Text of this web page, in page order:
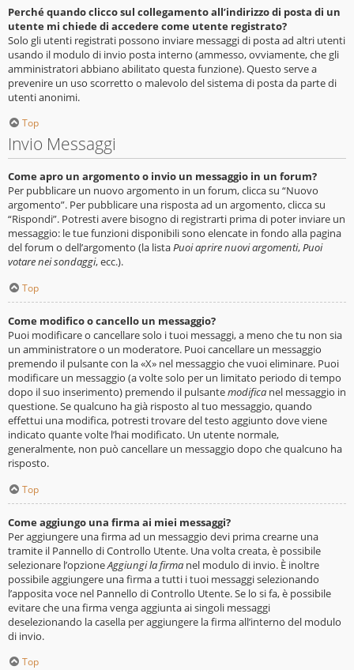
Perché quando clicco sul collegamento all’indirizzo di posta di un
utente mi chiede di accedere come utente registrato?
Solo gli utenti registrati possono inviare messaggi di posta ad altri utenti
usando il modulo di invio posta interno (ammesso, ovviamente, che gli
amministratori abbiano abilitato questa funzione). Questo serve a
prevenire un uso scorretto o malevolo del sistema di posta da parte di
utenti anonimi.
Top
Invio Messaggi
Come apro un argomento o invio un messaggio in un forum?
Per pubblicare un nuovo argomento in un forum, clicca su “Nuovo
argomento”. Per pubblicare una risposta ad un argomento, clicca su
“Rispondi”. Potresti avere bisogno di registrarti prima di poter inviare un
messaggio: le tue funzioni disponibili sono elencate in fondo alla pagina
del forum o dell’argomento (la listaPuoi aprire nuovi argomenti,Puoi
votare nei sondaggi, ecc.).
Top
Come modifico o cancello un messaggio?
Puoi modificare o cancellare solo i tuoi messaggi, a meno che tu non sia
un amministratore o un moderatore. Puoi cancellare un messaggio
premendo il pulsante con la «X» nel messaggio che vuoi eliminare. Puoi
modificare un messaggio (a volte solo per un limitato periodo di tempo
dopo il suo inserimento) premendo il pulsantemodifica nel messaggio in
questione. Se qualcuno ha già risposto al tuo messaggio, quando
effettui una modifica, potresti trovare del testo aggiunto dove viene
indicato quante volte l’hai modificato. Un utente normale,
generalmente, non può cancellare un messaggio dopo che qualcuno ha
risposto.
Top
Come aggiungo una firma ai miei messaggi?
Per aggiungere una firma ad un messaggio devi prima crearne una
tramite il Pannello di Controllo Utente. Una volta creata, è possibile
selezionare l’opzioneAggiungi la firma nel modulo di invio. È inoltre
possibile aggiungere una firma a tutti i tuoi messaggi selezionando
l’apposita voce nel Pannello di Controllo Utente. Se lo si fa, è possibile
evitare che una firma venga aggiunta ai singoli messaggi
deselezionando la casella per aggiungere la firma all’interno del modulo
di invio.
Top